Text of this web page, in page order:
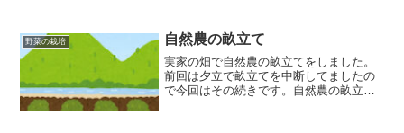
対策が必要。自然農なので気持ち早めで
育てる。遅くても１０月上旬までに
野菜の栽培 自然農の畝立て
実家の畑で自然農の畝立てをしました。
前回は夕立で畝立てを中断してましたの
で今回はその続きです。自然農の畝立て